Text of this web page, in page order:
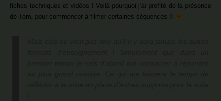
fiches techniques et vidéos ! Voilà pourquoi j’ai profité de la présence
de Tom, pour commencer à filmer certaines séquences !!